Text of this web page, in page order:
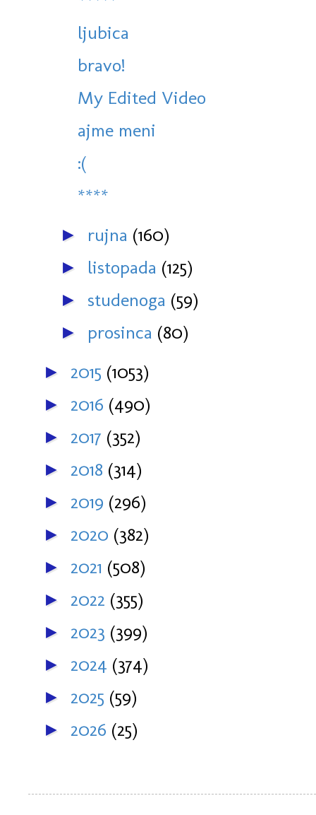
ljubica
bravo!
My Edited Video
ajme meni
:(
****
► rujna (160)
► listopada (125)
► studenoga (59)
► prosinca (80)
► 2015 (1053)
► 2016 (490)
► 2017 (352)
► 2018 (314)
► 2019 (296)
► 2020 (382)
► 2021 (508)
► 2022 (355)
► 2023 (399)
► 2024 (374)
► 2025 (59)
► 2026 (25)